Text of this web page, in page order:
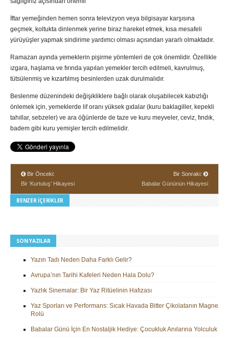
İftar yemeğinden hemen sonra televizyon veya bilgisayar karşısına
geçmek, koltukta dinlenmek yerine biraz hareket etmek, kısa mesafeli
yürüyüşler yapmak sindirime yardımcı olması açısından yararlı olmaktadır.
Ramazan ayında yemeklerin pişirme yöntemleri de çok önemlidir. Özellikle
ızgara, haşlama ve fırında yapılan yemekler tercih edilmeli, kavrulmuş,
tütsülenmiş ve kızartılmış besinlerden uzak durulmalıdır.
Beslenme düzenindeki değişikliklere bağlı olarak oluşabilecek kabızlığı
önlemek için, yemeklerde lif oranı yüksek gıdalar (kuru baklagiller, kepekli
tahıllar, sebzeler) ve ara öğünlerde de taze ve kuru meyveler, ceviz, fındık,
badem gibi kuru yemişler tercih edilmelidir.
Bir Önceki:
Bir ‘Kurtuluş’ Hikayesi
Bir Sonraki:
Babalar Gününün Hikayesi
BENZER İÇERIKLER
SON YAZILAR
Yazın Tadı Neden Daha Farklı Gelir?
Avrupa’nın Tarihi Kafeleri Neden Hala Dolu?
Yazlık Sinemalar: Bir Yaz Ritüelinin Hafızası
Yaz Sporları ve Performans: Sıcak Havada Bitter Çikolatanın
Rolü
Babalar Günü İçin En Nostaljik Hediye: Çocukluk Anılarına Yolculuk